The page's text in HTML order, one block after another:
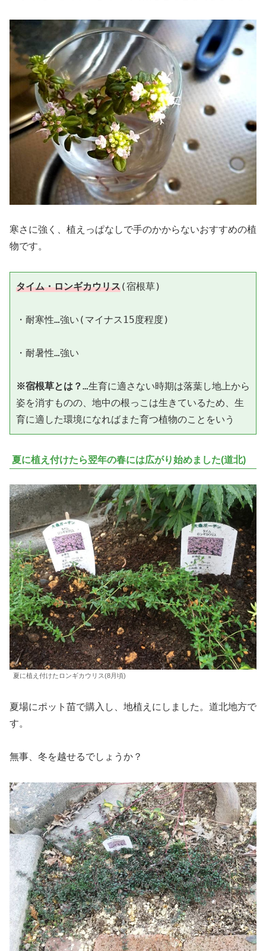
寒さに強く、植えっぱなしで手のかからないおすすめの植
物です。
タイム・ロンギカウリス(宿根草)
・耐寒性…強い(マイナス15度程度)
・耐暑性…強い
※宿根草とは？…生育に適さない時期は落葉し地上から
姿を消すものの、地中の根っこは生きているため、生
夏に植え付けたら翌年の春には広がり始めました(道北)
夏に植え付けたロンギカウリス(8月頃)
夏場にポット苗で購入し、地植えにしました。道北地方で
す。
無事、冬を越せるでしょうか？